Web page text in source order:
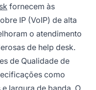
fornecem às
IP (VoIP) de alta
o atendimento
de help desk.
de Qualidade de
como